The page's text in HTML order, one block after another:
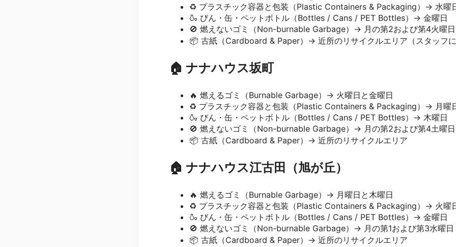
♻️ プラスチック容器と包装（Plastic Containers & Packaging）→ 水曜
🍶 びん・缶・ペットボトル（Bottles / Cans / PET Bottles）→ 金曜日
🚫 燃えないゴミ（Non-burnable Garbage）→ 月の第2および第4火曜日
📦 古紙（Cardboard & Paper）→ 近所のリサイクルエリア（スタッフ
🏠 ナナハウス坂町
🔥 燃えるゴミ（Burnable Garbage）→ 火曜日と金曜日
♻️ プラスチック容器と包装（Plastic Containers & Packaging）→ 月曜
🍶 びん・缶・ペットボトル（Bottles / Cans / PET Bottles）→ 木曜日
🚫 燃えないゴミ（Non-burnable Garbage）→ 月の第2および第4土曜日
📦 古紙（Cardboard & Paper）→ 近所のリサイクルエリア
🏠 ナナハウス江古田（旭が丘）
🔥 燃えるゴミ（Burnable Garbage）→ 月曜日と木曜日
♻️ プラスチック容器と包装（Plastic Containers & Packaging）→ 火曜
🍶 びん・缶・ペットボトル（Bottles / Cans / PET Bottles）→ 金曜日
🚫 燃えないゴミ（Non-burnable Garbage）→ 月の第1および第3水曜日
📦 古紙（Cardboard & Paper）→ 近所のリサイクルエリア